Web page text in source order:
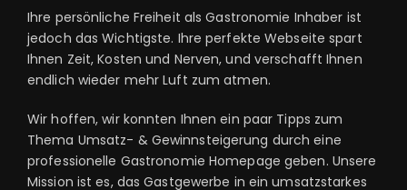
Ihre persönliche Freiheit als Gastronomie Inhaber ist
jedoch das Wichtigste. Ihre perfekte Webseite spart
Ihnen Zeit, Kosten und Nerven, und verschafft Ihnen
endlich wieder mehr Luft zum atmen.
Wir hoffen, wir konnten Ihnen ein paar Tipps zum
Thema Umsatz- & Gewinnsteigerung durch eine
professionelle Gastronomie Homepage geben. Unsere
Mission ist es, das Gastgewerbe in ein umsatzstarkes